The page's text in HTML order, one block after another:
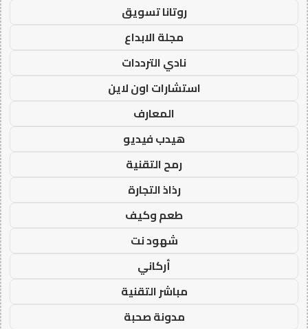
روتانا تسويق
مجلة الابداع
نادي الترددات
استشارات اون لاين
المعارف
هيدب فيديو
رمح التقنية
رذاذ التجارة
طعم وكيف
شهود نت
أركاني
مباشر التقنية
مدونة صحبة